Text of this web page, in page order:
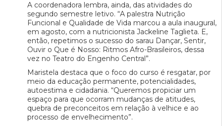
A coordenadora lembra, ainda, das atividades do
segundo semestre letivo. “A palestra Nutrição
Funcional e Qualidade de Vida marcou a aula inaugural,
em agosto, com a nutricionista Jackeline Taglieta. E,
então, repetimos o sucesso do sarau Dançar, Sentir,
Ouvir o Que é Nosso: Ritmos Afro-Brasileiros, dessa
vez no Teatro do Engenho Central”.
Maristela destaca que o foco do curso é resgatar, por
meio da educação permanente, potencialidades,
autoestima e cidadania. “Queremos propiciar um
espaço para que ocorram mudanças de atitudes,
quebra de preconceitos em relação à velhice e ao
processo de envelhecimento”.